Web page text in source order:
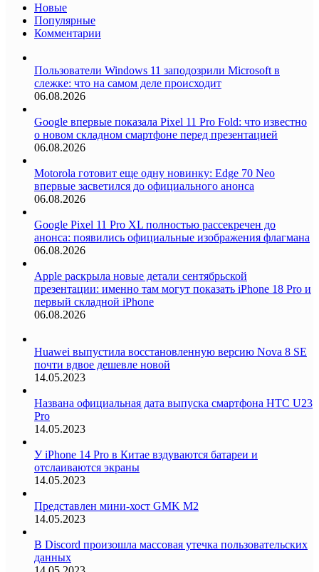
Новые
Популярные
Комментарии
Пользователи Windows 11 заподозрили Microsoft в
слежке: что на самом деле происходит
06.08.2026
Google впервые показала Pixel 11 Pro Fold: что известно
о новом складном смартфоне перед презентацией
06.08.2026
Motorola готовит еще одну новинку: Edge 70 Neo
впервые засветился до официального анонса
06.08.2026
Google Pixel 11 Pro XL полностью рассекречен до
анонса: появились официальные изображения флагмана
06.08.2026
Apple раскрыла новые детали сентябрьской
презентации: именно там могут показать iPhone 18 Pro и
первый складной iPhone
06.08.2026
Huawei выпустила восстановленную версию Nova 8 SE
почти вдвое дешевле новой
14.05.2023
Названа официальная дата выпуска смартфона HTC U23
Pro
14.05.2023
У iPhone 14 Pro в Китае вздуваются батареи и
отслаиваются экраны
14.05.2023
Представлен мини-хост GMK M2
14.05.2023
В Discord произошла массовая утечка пользовательских
данных